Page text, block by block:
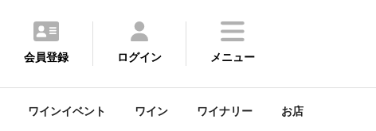
会員登録 ログイン メニュー
ワインイベント ワイン ワイナリー お店